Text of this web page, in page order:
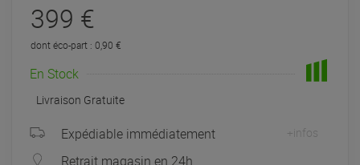
399 €
dont éco-part : 0,90 €
En Stock
Livraison Gratuite
Expédiable immédiatement +infos
Retrait magasin en 24h